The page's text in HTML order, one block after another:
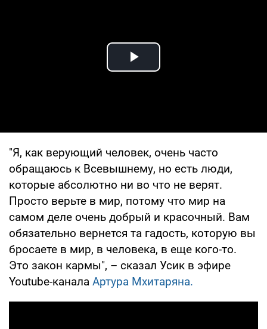
Play Video
"Я, как верующий человек, очень часто
обращаюсь к Всевышнему, но есть люди,
которые абсолютно ни во что не верят.
Просто верьте в мир, потому что мир на
самом деле очень добрый и красочный. Вам
обязательно вернется та гадость, которую вы
бросаете в мир, в человека, в еще кого-то.
Это закон кармы", – сказал Усик в эфире
Youtube-канала Артура Мхитаряна.